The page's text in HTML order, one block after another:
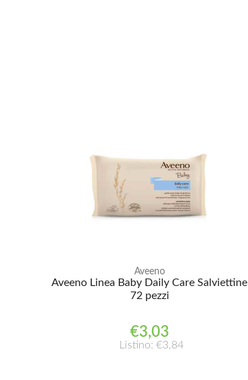
Aveeno
Aveeno Linea Baby Daily Care Salviettine
72 pezzi
€3,03
Listino: €3,84